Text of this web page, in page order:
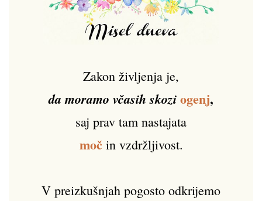
Zakon življenja je,
da moramo včasih skoziogenj,
saj prav tam nastajata
močin vzdržljivost.
V preizkušnjah pogosto odkrijemo